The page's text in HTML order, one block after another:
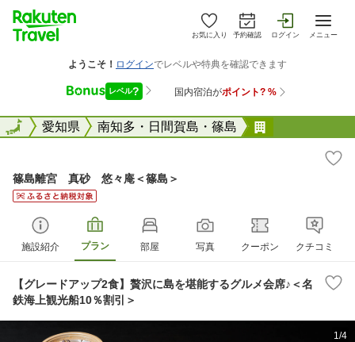
お気に入り 予約確認 ログイン メニュー
全国愛知県 南知多・日間賀島・篠島
全国
篠島離宮 真砂 悠々庵＜篠島＞
施設紹介 プラン 部屋 写真 クーポン クチコミ
【グレードアップ2食】贅沢に島を堪能するグルメ会席♪＜名
鉄海上観光船10％割引＞
1/4